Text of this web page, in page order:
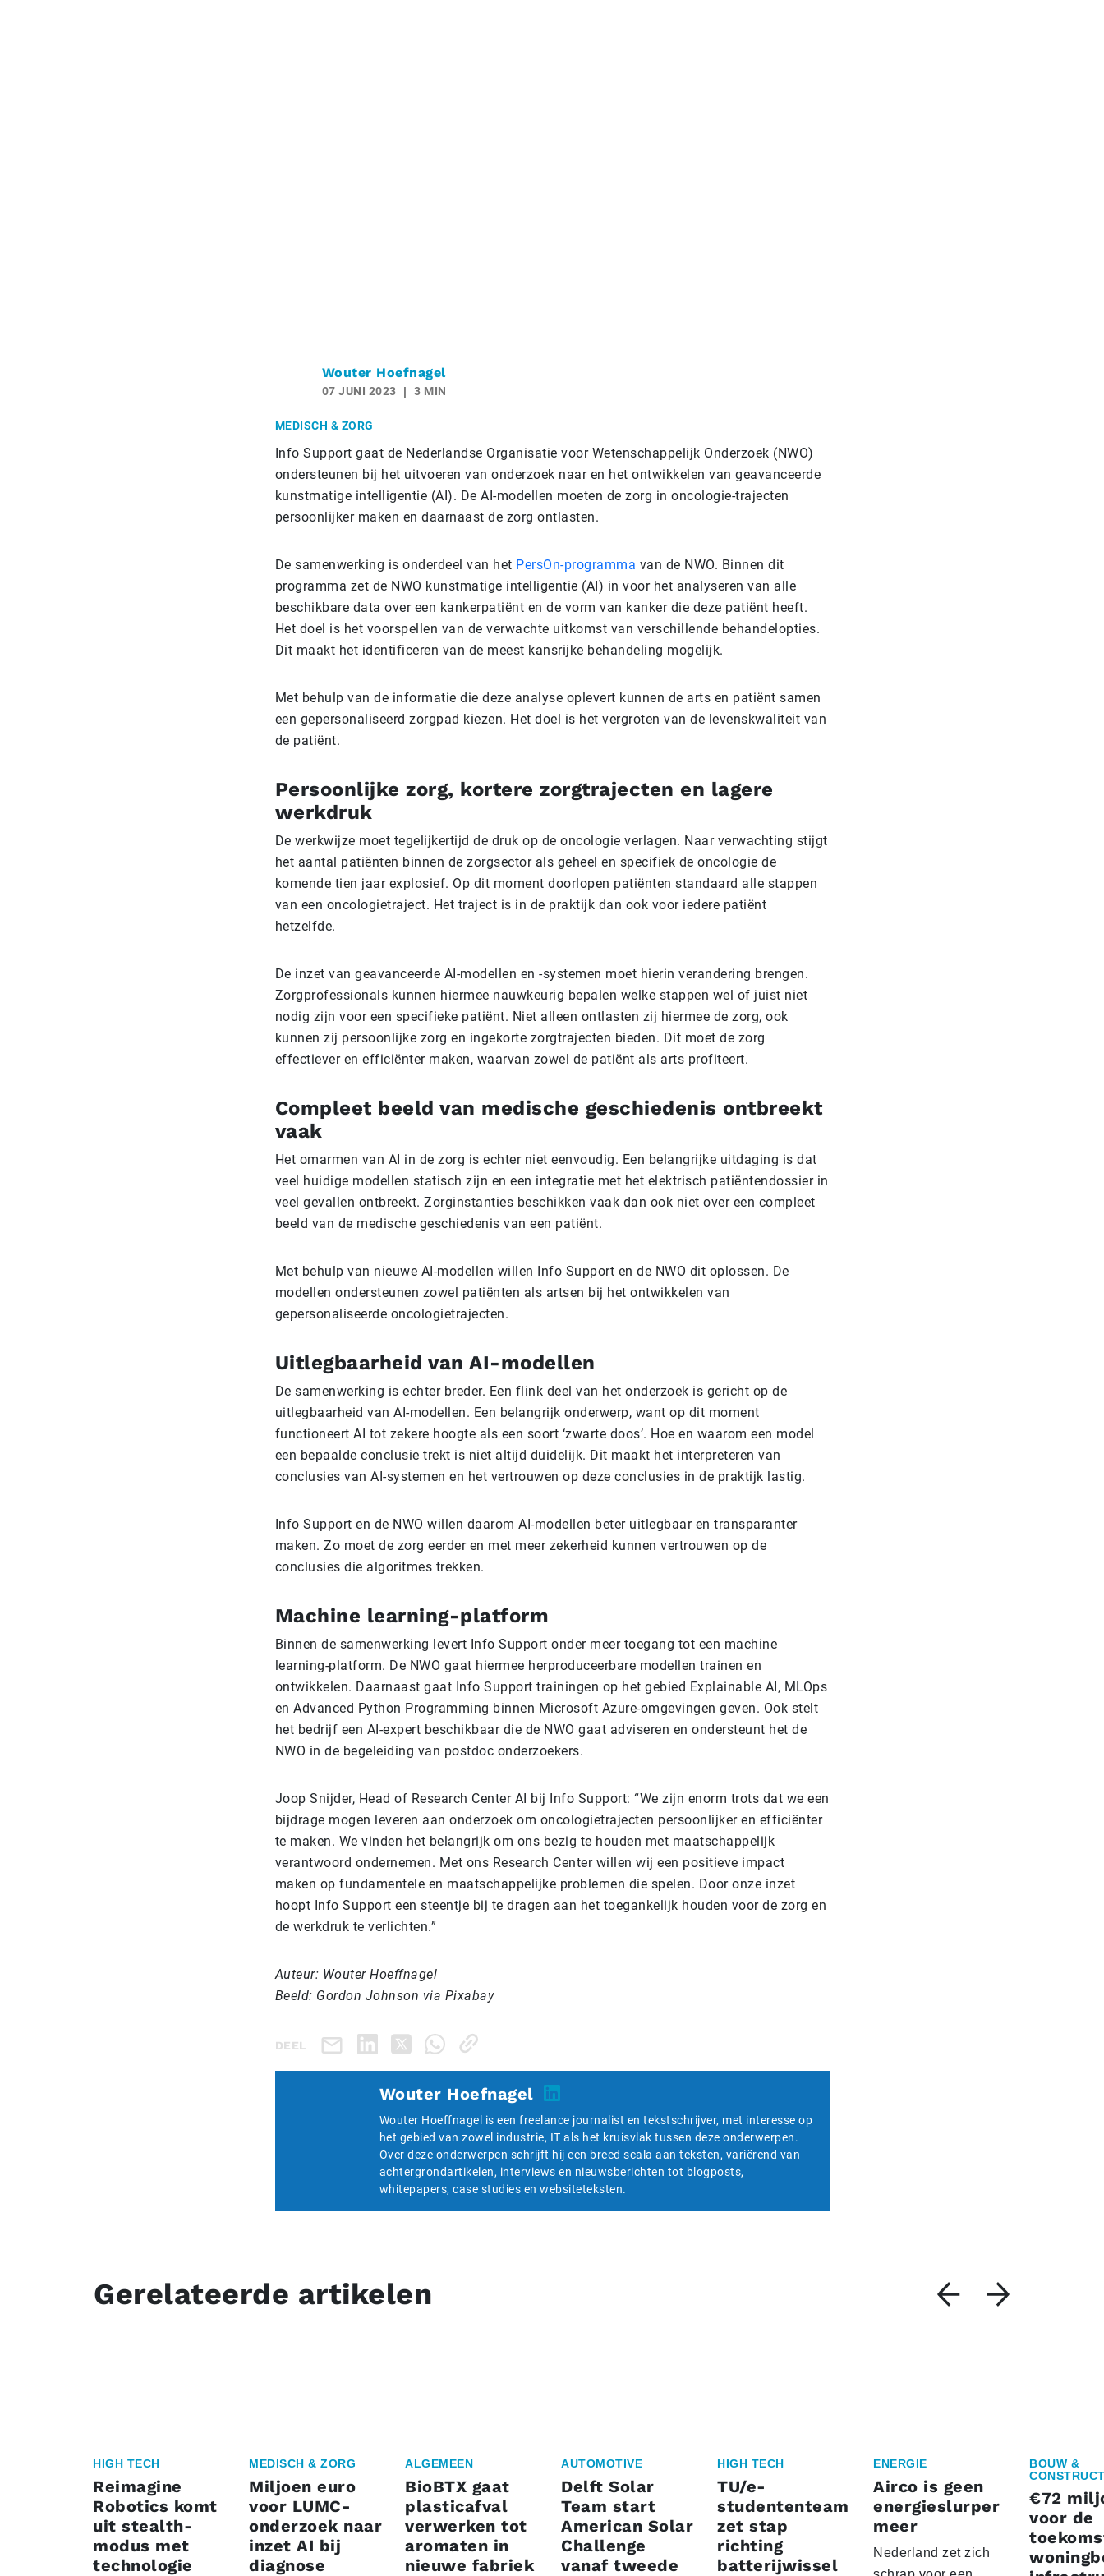
Wouter Hoefnagel
07 JUNI 2023 3 MIN
MEDISCH & ZORG
Info Support gaat de Nederlandse Organisatie voor Wetenschappelijk Onderzoek (NWO)
ondersteunen bij het uitvoeren van onderzoek naar en het ontwikkelen van geavanceerde
kunstmatige intelligentie (AI). De AI-modellen moeten de zorg in oncologie-trajecten
persoonlijker maken en daarnaast de zorg ontlasten.
De samenwerking is onderdeel van het PersOn-programma van de NWO. Binnen dit
programma zet de NWO kunstmatige intelligentie (AI) in voor het analyseren van alle
beschikbare data over een kankerpatiënt en de vorm van kanker die deze patiënt heeft.
Het doel is het voorspellen van de verwachte uitkomst van verschillende behandelopties.
Dit maakt het identificeren van de meest kansrijke behandeling mogelijk.
Met behulp van de informatie die deze analyse oplevert kunnen de arts en patiënt samen
een gepersonaliseerd zorgpad kiezen. Het doel is het vergroten van de levenskwaliteit van
de patiënt.
Persoonlijke zorg, kortere zorgtrajecten en lagere
werkdruk
De werkwijze moet tegelijkertijd de druk op de oncologie verlagen. Naar verwachting stijgt
het aantal patiënten binnen de zorgsector als geheel en specifiek de oncologie de
komende tien jaar explosief. Op dit moment doorlopen patiënten standaard alle stappen
van een oncologietraject. Het traject is in de praktijk dan ook voor iedere patiënt
hetzelfde.
De inzet van geavanceerde AI-modellen en -systemen moet hierin verandering brengen.
Zorgprofessionals kunnen hiermee nauwkeurig bepalen welke stappen wel of juist niet
nodig zijn voor een specifieke patiënt. Niet alleen ontlasten zij hiermee de zorg, ook
kunnen zij persoonlijke zorg en ingekorte zorgtrajecten bieden. Dit moet de zorg
effectiever en efficiënter maken, waarvan zowel de patiënt als arts profiteert.
Compleet beeld van medische geschiedenis ontbreekt
vaak
Het omarmen van AI in de zorg is echter niet eenvoudig. Een belangrijke uitdaging is dat
veel huidige modellen statisch zijn en een integratie met het elektrisch patiëntendossier in
veel gevallen ontbreekt. Zorginstanties beschikken vaak dan ook niet over een compleet
beeld van de medische geschiedenis van een patiënt.
Met behulp van nieuwe AI-modellen willen Info Support en de NWO dit oplossen. De
modellen ondersteunen zowel patiënten als artsen bij het ontwikkelen van
gepersonaliseerde oncologietrajecten.
Uitlegbaarheid van AI-modellen
De samenwerking is echter breder. Een flink deel van het onderzoek is gericht op de
uitlegbaarheid van AI-modellen. Een belangrijk onderwerp, want op dit moment
functioneert AI tot zekere hoogte als een soort ‘zwarte doos’. Hoe en waarom een model
een bepaalde conclusie trekt is niet altijd duidelijk. Dit maakt het interpreteren van
conclusies van AI-systemen en het vertrouwen op deze conclusies in de praktijk lastig.
Info Support en de NWO willen daarom AI-modellen beter uitlegbaar en transparanter
maken. Zo moet de zorg eerder en met meer zekerheid kunnen vertrouwen op de
conclusies die algoritmes trekken.
Machine learning-platform
Binnen de samenwerking levert Info Support onder meer toegang tot een machine
learning-platform. De NWO gaat hiermee herproduceerbare modellen trainen en
ontwikkelen. Daarnaast gaat Info Support trainingen op het gebied Explainable AI, MLOps
en Advanced Python Programming binnen Microsoft Azure-omgevingen geven. Ook stelt
het bedrijf een AI-expert beschikbaar die de NWO gaat adviseren en ondersteunt het de
NWO in de begeleiding van postdoc onderzoekers.
Joop Snijder, Head of Research Center AI bij Info Support: “We zijn enorm trots dat we een
bijdrage mogen leveren aan onderzoek om oncologietrajecten persoonlijker en efficiënter
te maken. We vinden het belangrijk om ons bezig te houden met maatschappelijk
verantwoord ondernemen. Met ons Research Center willen wij een positieve impact
maken op fundamentele en maatschappelijke problemen die spelen. Door onze inzet
hoopt Info Support een steentje bij te dragen aan het toegankelijk houden voor de zorg en
de werkdruk te verlichten.”
Auteur: Wouter Hoeffnagel
Beeld: Gordon Johnson via Pixabay
DEEL
Wouter Hoefnagel
Wouter Hoeffnagel is een freelance journalist en tekstschrijver, met interesse op
het gebied van zowel industrie, IT als het kruisvlak tussen deze onderwerpen.
Over deze onderwerpen schrijft hij een breed scala aan teksten, variërend van
achtergrondartikelen, interviews en nieuwsberichten tot blogposts,
whitepapers, case studies en websiteteksten.
Gerelateerde artikelen
HIGH TECH
Reimagine
Robotics komt
uit stealth-
modus met
technologie
MEDISCH & ZORG
Miljoen euro
voor LUMC-
onderzoek naar
inzet AI bij
diagnose
ALGEMEEN
BioBTX gaat
plasticafval
verwerken tot
aromaten in
nieuwe fabriek
AUTOMOTIVE
Delft Solar
Team start
American Solar
Challenge
vanaf tweede
HIGH TECH
TU/e-
studententeam
zet stap
richting
batterijwissel
ENERGIE
Airco is geen
energieslurper
meer
Nederland zet zich
BOUW &
€72
voor de